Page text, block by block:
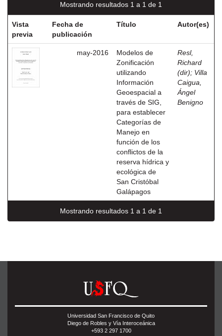
Mostrando resultados 1 a 1 de 1
Vista
previa
Fecha de
publicación
Título Autor(es)
may-2016
Modelos de
Zonificación
utilizando
Información
Geoespacial a
través de SIG,
para establecer
Categorías de
Manejo en
función de los
conflictos de la
reserva hídrica y
ecológica de
San Cristóbal
Galápagos
Resl,
Richard
(dir); Villa
Caigua,
Ángel
Benigno
Mostrando resultados 1 a 1 de 1
Universidad San Francisco de Quito
Diego de Robles y Vía Interoceánica
+593 2 297 1700